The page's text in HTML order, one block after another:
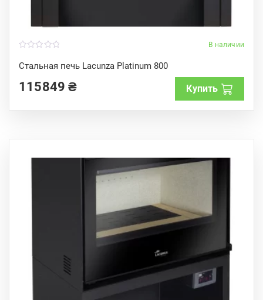
В наличии
Стальная печь Lacunza Platinum 800
o
u
o
115849₴ Купить